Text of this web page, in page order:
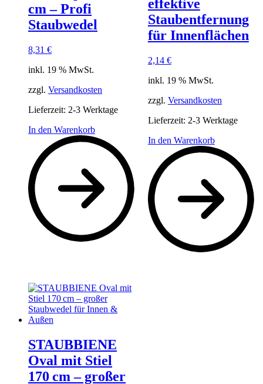
cm – Profi
Staubwedel
8,31 €
inkl. 19 % MwSt.
zzgl. Versandkosten
Lieferzeit: 2-3 Werktage
In den Warenkorb
effektive
Staubentfernung
für Innenflächen
2,14 €
inkl. 19 % MwSt.
zzgl. Versandkosten
Lieferzeit: 2-3 Werktage
In den Warenkorb
STAUBBIENE
Oval mit Stiel
170 cm – großer